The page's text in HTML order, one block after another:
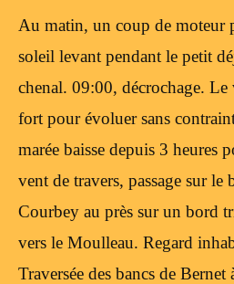
Au matin, un coup de moteur
soleil levant pendant le petit
chenal. 09:00, décrochage. Le
fort pour évoluer sans
marée baisse depuis 3 heures
vent de travers, passage sur le
Courbey au près sur un bord
vers le Moulleau. Regard
Traversée des bancs de Bernet